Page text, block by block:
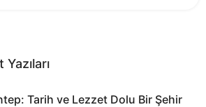
Tarih ve Lezzet Dolu Bir Şehir